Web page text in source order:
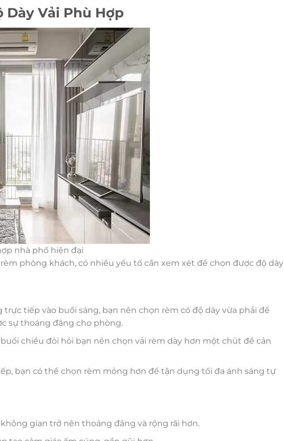
Dày Vải Phù Hợp
nhà phố hiện đại
phòng khách, có nhiều yếu tố cần xem xét để chọn được độ dày
trực tiếp vào buổi sáng, bạn nên chọn rèm có độ dày vừa phải để
sự thoáng đãng cho phòng.
chiều đòi hỏi bạn nên chọn vải rèm dày hơn một chút để cản
bạn có thể chọn rèm mỏng hơn để tận dụng tối đa ánh sáng tự
gian trở nên thoáng đãng và rộng rãi hơn.